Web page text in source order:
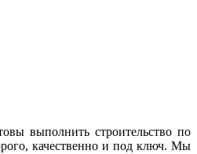
выполнить строительство по
качественно и под ключ. Мы